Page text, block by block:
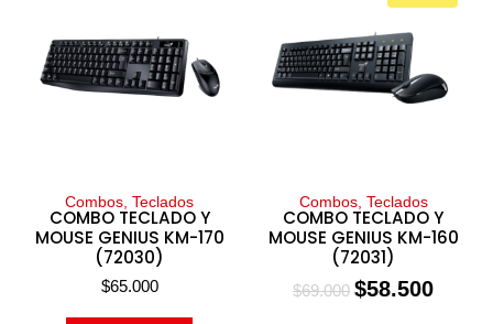
Combos, Teclados
COMBO TECLADO Y
MOUSE GENIUS KM-170
(72030)
$65.000
Combos, Teclados
COMBO TECLADO Y
MOUSE GENIUS KM-160
(72031)
$69.000 $58.500